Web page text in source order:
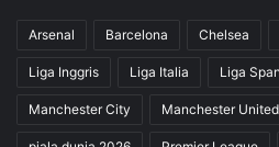
Arsenal Barcelona Chelsea
Liga Inggris Liga Italia Liga
Manchester City Manchester United